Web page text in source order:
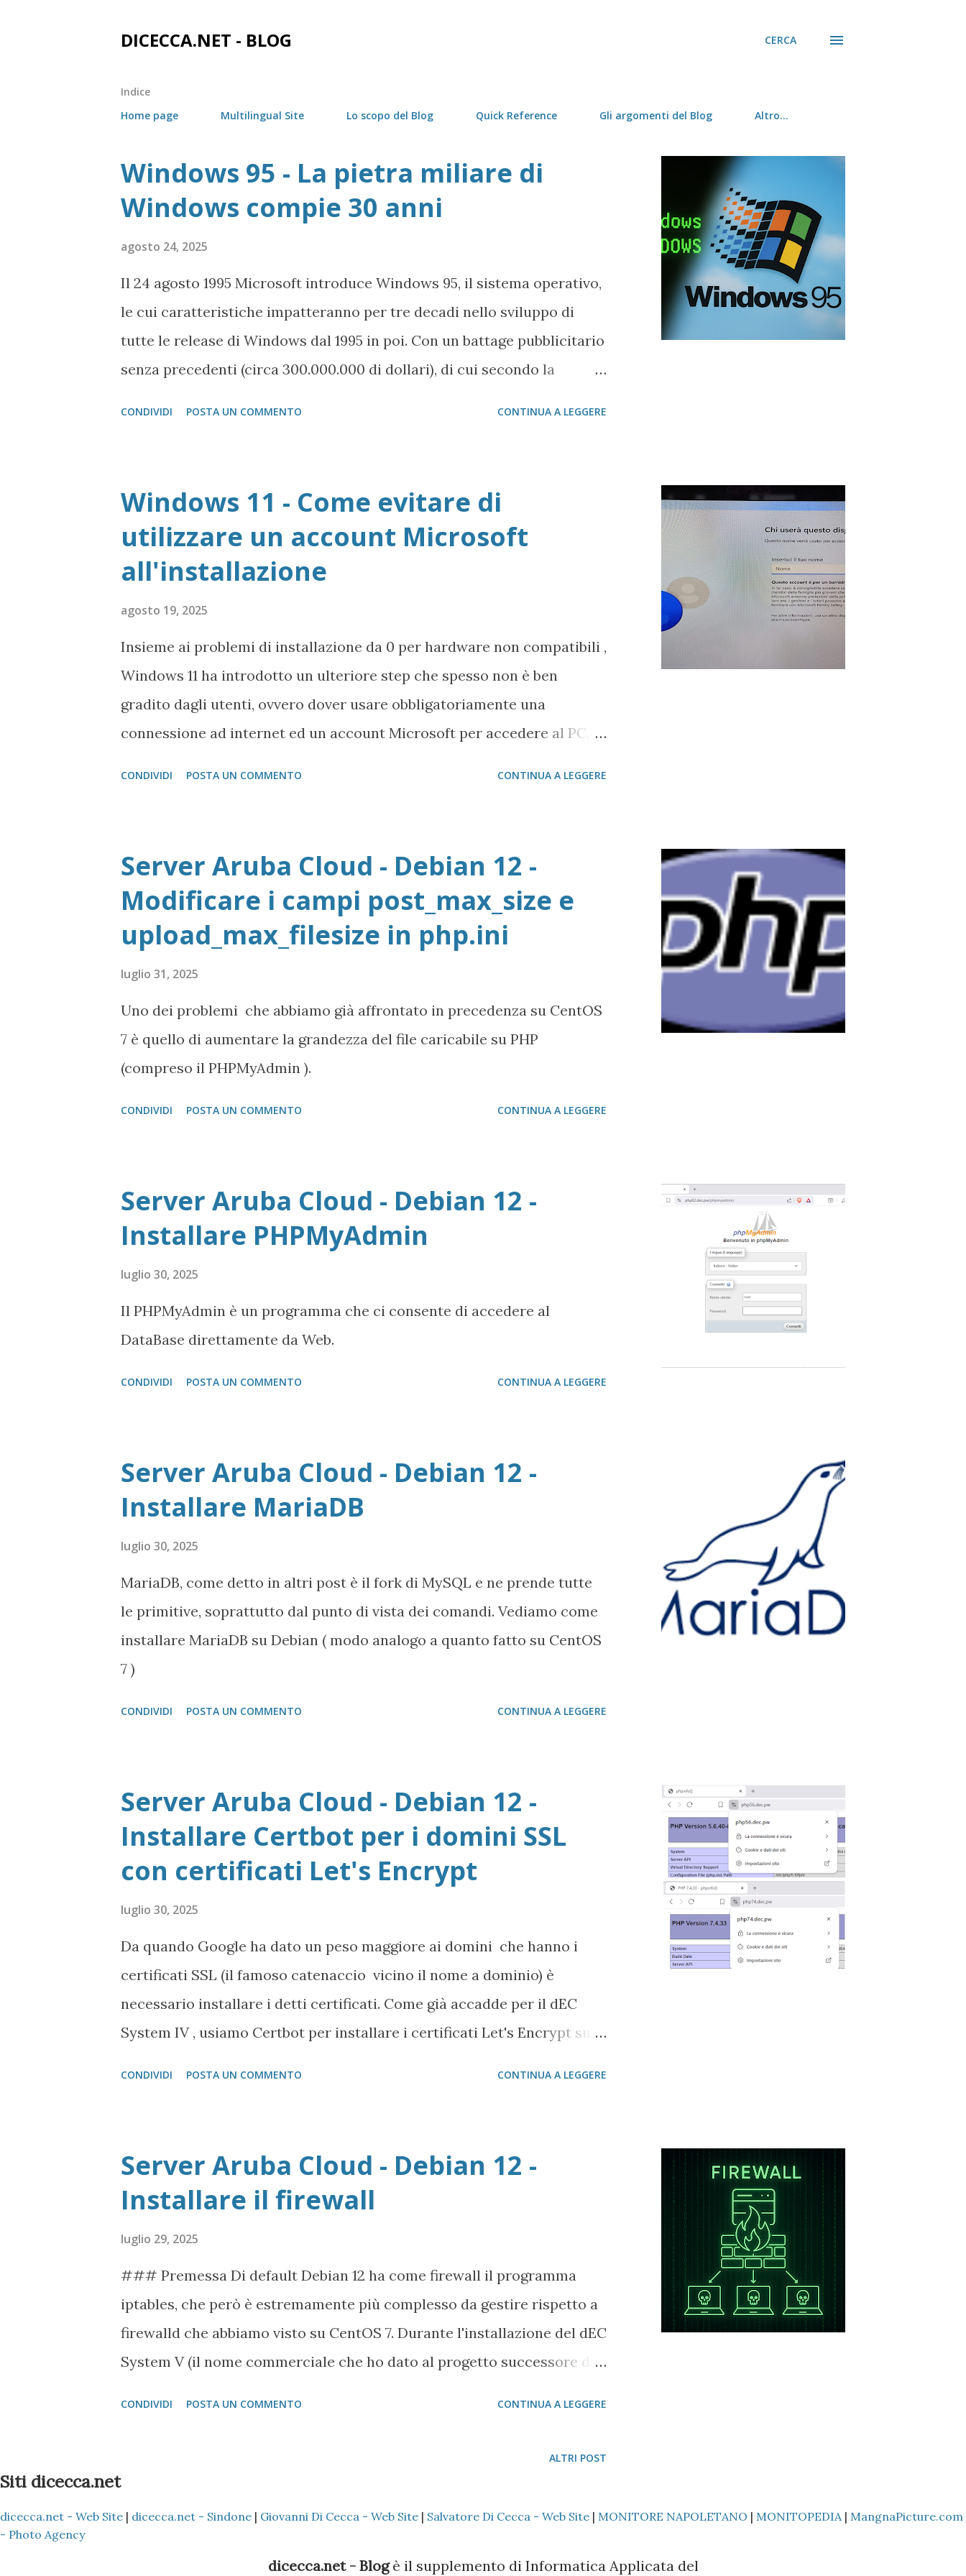
DICECCA.NET - BLOG CERCA
Indice
Home page
Multilingual Site Lo scopo del Blog Quick Reference Gli argomenti del Blog Altro…
Windows 95 - La pietra miliare di
Windows compie 30 anni
agosto 24, 2025
Il 24 agosto 1995 Microsoft introduce Windows 95, il sistema operativo,
le cui caratteristiche impatteranno per tre decadi nello sviluppo di
tutte le release di Windows dal 1995 in poi. Con un battage pubblicitario
senza precedenti (circa 300.000.000 di dollari), di cui secondo la
CONDIVIDI POSTA UN COMMENTO CONTINUA A LEGGERE
Windows 11 - Come evitare di
utilizzare un account Microsoft
all'installazione
agosto 19, 2025
Insieme ai problemi di installazione da 0 per hardware non compatibili ,
Windows 11 ha introdotto un ulteriore step che spesso non è ben
gradito dagli utenti, ovvero dover usare obbligatoriamente una
connessione ad internet ed un account Microsoft per accedere al PC,
CONDIVIDI POSTA UN COMMENTO CONTINUA A LEGGERE
Server Aruba Cloud - Debian 12 -
Modificare i campi post_max_size e
upload_max_filesize in php.ini
luglio 31, 2025
Uno dei problemi che abbiamo già affrontato in precedenza su CentOS
7 è quello di aumentare la grandezza del file caricabile su PHP
(compreso il PHPMyAdmin ).
CONDIVIDI POSTA UN COMMENTO CONTINUA A LEGGERE
Server Aruba Cloud - Debian 12 -
Installare PHPMyAdmin
luglio 30, 2025
Il PHPMyAdmin è un programma che ci consente di accedere al
DataBase direttamente da Web.
CONDIVIDI POSTA UN COMMENTO CONTINUA A LEGGERE
Server Aruba Cloud - Debian 12 -
Installare MariaDB
luglio 30, 2025
MariaDB, come detto in altri post è il fork di MySQL e ne prende tutte
le primitive, soprattutto dal punto di vista dei comandi. Vediamo come
installare MariaDB su Debian ( modo analogo a quanto fatto su CentOS
7 )
CONDIVIDI POSTA UN COMMENTO CONTINUA A LEGGERE
Server Aruba Cloud - Debian 12 -
Installare Certbot per i domini SSL
con certificati Let's Encrypt
luglio 30, 2025
Da quando Google ha dato un peso maggiore ai domini che hanno i
certificati SSL (il famoso catenaccio vicino il nome a dominio) è
necessario installare i detti certificati. Come già accadde per il dEC
System IV , usiamo Certbot per installare i certificati Let's Encrypt sul
CONDIVIDI POSTA UN COMMENTO CONTINUA A LEGGERE
Server Aruba Cloud - Debian 12 -
Installare il firewall
luglio 29, 2025
### Premessa Di default Debian 12 ha come firewall il programma
iptables, che però è estremamente più complesso da gestire rispetto a
firewalld che abbiamo visto su CentOS 7. Durante l'installazione del dEC
System V (il nome commerciale che ho dato al progetto successore del
CONDIVIDI POSTA UN COMMENTO CONTINUA A LEGGERE
ALTRI POST
Siti dicecca.net
dicecca.net - Web Site | dicecca.net - Sindone | Giovanni Di Cecca - Web Site | Salvatore Di Cecca - Web Site | MONITORE NAPOLETANO | MONITOPEDIA| MangnaPicture.com
- Photo Agency
dicecca.net - Blogè il supplemento di Informatica Applicata del